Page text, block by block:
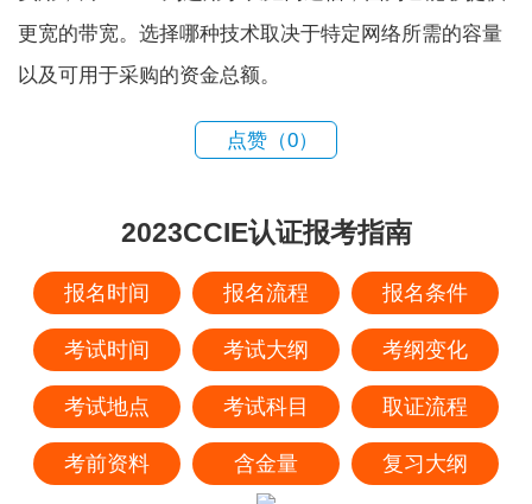
更宽的带宽。选择哪种技术取决于特定网络所需的容量
以及可用于采购的资金总额。
点赞（0）
2023CCIE认证报考指南
报名时间 报名流程 报名条件
考试时间 考试大纲 考纲变化
考试地点 考试科目 取证流程
考前资料 含金量 复习大纲